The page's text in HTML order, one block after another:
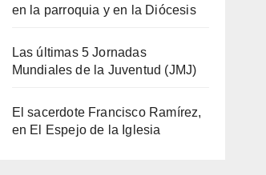
en la parroquia y en la Diócesis
Las últimas 5 Jornadas
Mundiales de la Juventud (JMJ)
El sacerdote Francisco Ramírez,
en El Espejo de la Iglesia